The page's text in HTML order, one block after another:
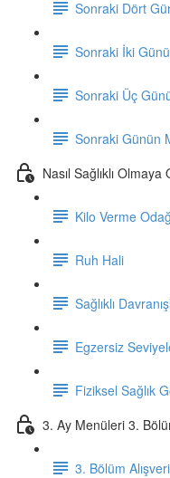
Sonraki Dört
Sonraki İki
Sonraki Üç
Sonraki Günün
Nasıl Sağlıklı
Kilo Verme
Ruh Hali
Sağlıklı
Egzersiz
Fiziksel Sağlık
3. Ay Menüleri 3.
3. Bölüm